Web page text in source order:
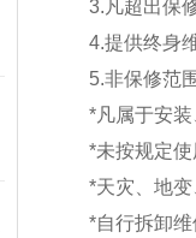
3.凡超出保
4.提供终身
5.非保修范
*凡属于安装
*未按规定使
*天灾、地变
*自行拆卸维